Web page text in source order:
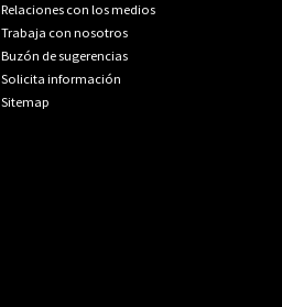
Relaciones con los medios
Trabaja con nosotros
Buzón de sugerencias
Solicita información
Sitemap